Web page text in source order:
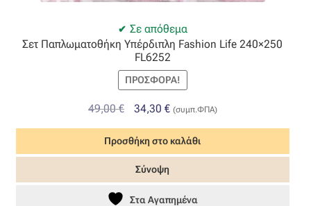
ΠΙΣΤΟΠΟΙΗΣΕΙΣ ΧΑΛΙΩΝ COLORE COLORI
Σε απόθεμα
Σετ Παπλωματοθήκη Υπέρδιπλη Fashion Life 240×250
FL6252
ΠΡΟΣΦΟΡΆ!
49,00€
Original
price
was:
49,00 €.
34,30 €Η
τρέχουσα
τιμή
είναι:
(συμπ.ΦΠΑ)
Προσθήκη στο καλάθι
Σύνοψη
Στα Αγαπημένα